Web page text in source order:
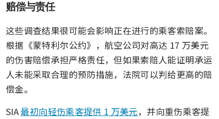
赔偿与责任
这些调查结果很可能会影响正在进行的乘客索赔案。
根据《蒙特利尔公约》，航空公司对高达 17 万美元
的伤害赔偿承担严格责任，但如果索赔人能证明承运
人未能采取合理的预防措施，法院可以判给更高的赔
偿金。
SIA 最初向轻伤乘客提供 1 万美元，并向重伤乘客提